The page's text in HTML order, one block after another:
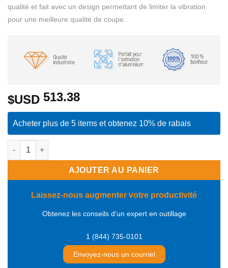
qualité et fait avec un design permettant de limiter la vibration
pour une meilleure qualité de coupe.
$USD 513.38
Acheter plus de 5 items et obtenez 10% de rabais
quantité de Lame silencieuse pour aluminium au carbure -
AJOUTER AU PANIER
Laissez-nous augmenter votre productivité
Obtenez les conseils d'un expert en outillage
1 (844) 735-0101
Envoyez-nous un courriel